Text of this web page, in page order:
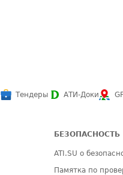
Тендеры АТИ-Доки
БЕЗОПАСНОСТЬ
ATI.SU о
Памятка по